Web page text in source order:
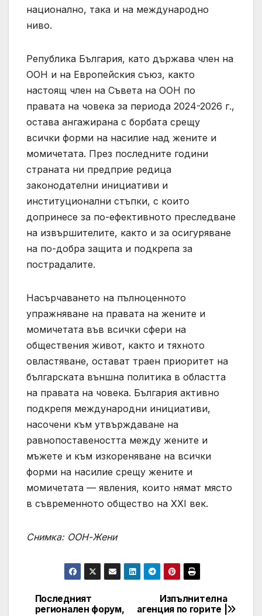
национално, така и на международно
ниво.
Република България, като държава член на
ООН и на Европейския съюз, както
настоящ член на Съвета на ООН по
правата на човека за периода 2024-2026 г.,
остава ангажирана с борбата срещу
всички форми на насилие над жените и
момичетата. През последните години
страната ни предприе редица
законодателни инициативи и
институционални стъпки, с които
допринесе за по-ефективното преследване
на извършителите, както и за осигуряване
на по-добра защита и подкрепа за
пострадалите.
Насърчаването на пълноценното
упражняване на правата на жените и
момичетата във всички сфери на
обществения живот, както и тяхното
овластяване, остават траен приоритет на
българската външна политика в областта
на правата на човека. България активно
подкрепя международни инициативи,
насочени към утвърждаване на
равнопоставеността между жените и
мъжете и към изкореняване на всички
форми на насилие срещу жените и
момичетата — явления, които нямат място
в съвременното общество на XXI век.
Снимка: ООН-Жени
Post
Изпълнителна
агенция по горите |
Последният
регионален форум,